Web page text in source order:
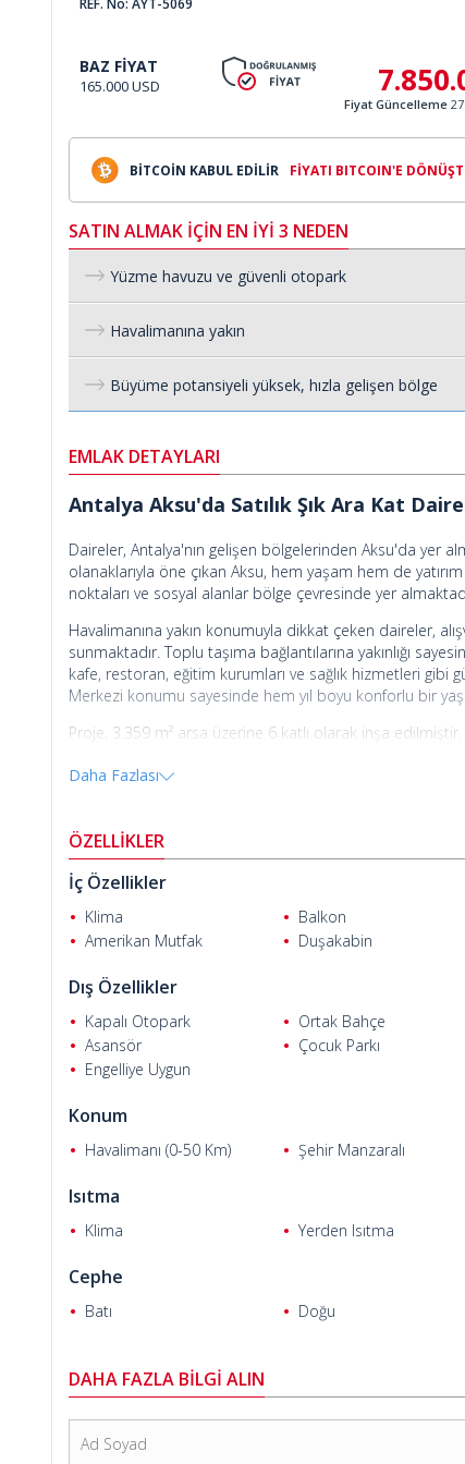
BAZ FİYAT
165.000 USD
Fiyat Güncelleme
BİTCOİN KABUL EDİLİR FİYATI BITCOIN'E
SATIN ALMAK İÇİN EN İYİ 3 NEDEN
Yüzme havuzu ve güvenli otopark
Havalimanına yakın
Büyüme potansiyeli yüksek, hızla gelişen bölge
EMLAK DETAYLARI
Antalya Aksu'da Satılık Şık Ara Kat
Daireler, Antalya'nın gelişen bölgelerinden Aksu'da yer
olanaklarıyla öne çıkan Aksu, hem yaşam hem de
noktaları ve sosyal alanlar bölge çevresinde yer
Havalimanına yakın konumuyla dikkat çeken daireler,
sunmaktadır. Toplu taşıma bağlantılarına yakınlığı
kafe, restoran, eğitim kurumları ve sağlık hizmetleri gibi
Merkezi konumu sayesinde hem yıl boyu konforlu bir
Proje, 3.359 m² arsa üzerine 6 katlı olarak inşa
sunulmaktadır.
ve yerden ısıtma gibi özellikler bulunmaktadır. Açık plan
kazandırmaktadır. Bu özellikleriyle daireler, Antalya'da
yakın, akıllı ev sistemli lüks daireler yüksek kazanç olanağı
Daha Fazlası
ÖZELLİKLER
İç Özellikler
Klima Balkon
Amerikan Mutfak
Duşakabin
Dış Özellikler
Kapalı Otopark Ortak Bahçe
Asansör
Çocuk Parkı
Engelliye Uygun
Konum
Havalimanı (0-50 Km) Şehir Manzaralı
Isıtma
Klima Yerden Isıtma
Cephe
Batı Doğu
DAHA FAZLA BİLGİ ALIN